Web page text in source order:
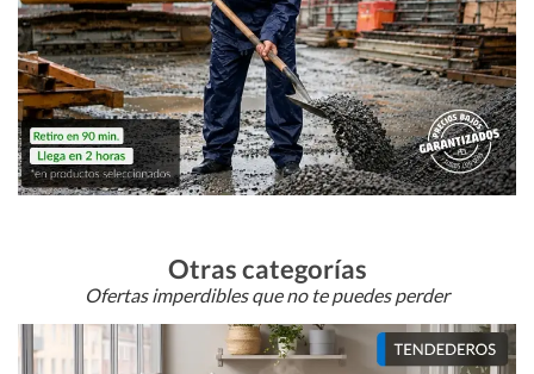
Otras categorías
Ofertas imperdibles que no te puedes perder